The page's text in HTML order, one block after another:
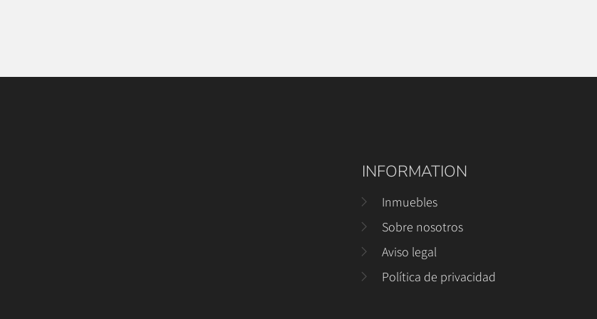
INFORMATION
Inmuebles
Sobre nosotros
Aviso legal
Política de privacidad